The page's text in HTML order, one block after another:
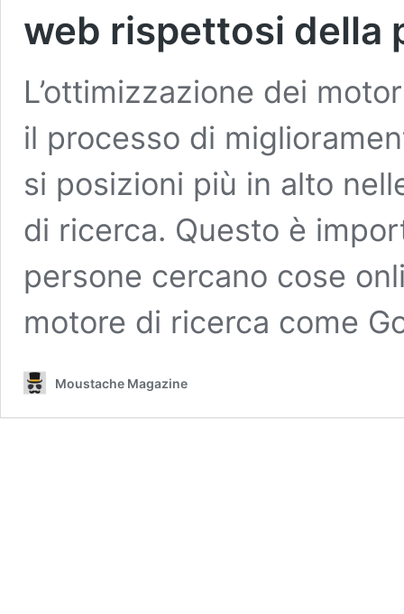
web rispettosi della
L’ottimizzazione dei
il processo di
si posizioni più in alto
di ricerca. Questo è
persone cercano cose
motore di ricerca come
Moustache Magazine